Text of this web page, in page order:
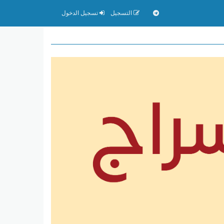
التسجيل تسجيل الدخول